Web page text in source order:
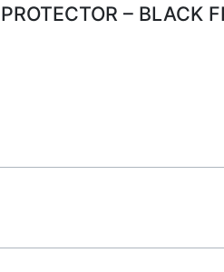
– BLACK